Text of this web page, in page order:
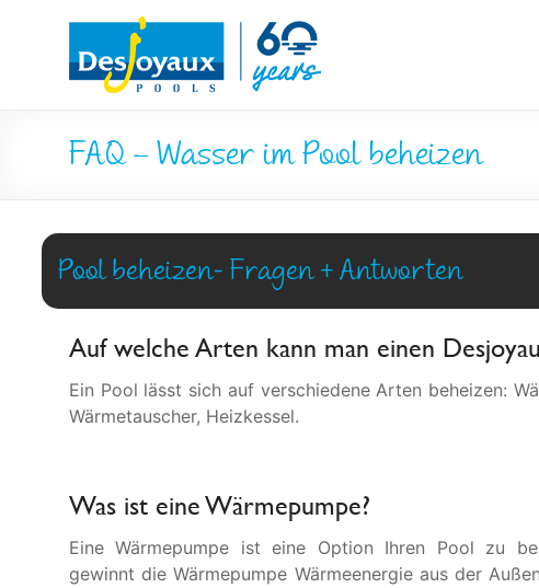
Pool
&
Poolbau
von
FAQ – Wasser im Pool beheizen
Pool beheizen- Fragen + Antworten
Auf welche Arten kann man einen
Ein Pool lässt sich auf verschiedene Arten beheizen:
Wärmetauscher, Heizkessel.
Was ist eine Wärmepumpe?
Eine Wärmepumpe ist eine Option Ihren Pool zu
gewinnt die Wärmepumpe Wärmeenergie aus der